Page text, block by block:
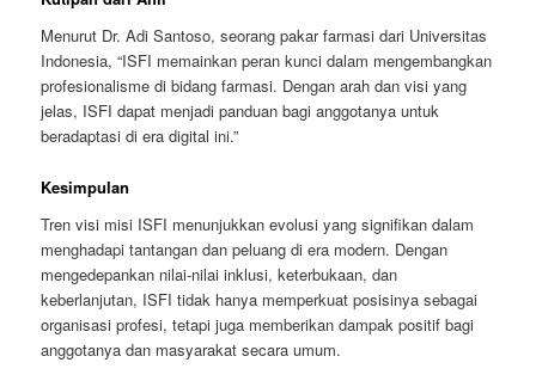
Menurut Dr. Adi Santoso, seorang pakar farmasi dari Universitas
Indonesia, “ISFI memainkan peran kunci dalam mengembangkan
profesionalisme di bidang farmasi. Dengan arah dan visi yang
jelas, ISFI dapat menjadi panduan bagi anggotanya untuk
beradaptasi di era digital ini.”
Kesimpulan
Tren visi misi ISFI menunjukkan evolusi yang signifikan dalam
menghadapi tantangan dan peluang di era modern. Dengan
mengedepankan nilai-nilai inklusi, keterbukaan, dan
keberlanjutan, ISFI tidak hanya memperkuat posisinya sebagai
organisasi profesi, tetapi juga memberikan dampak positif bagi
anggotanya dan masyarakat secara umum.